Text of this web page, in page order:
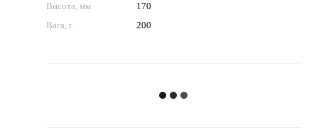
Висота, мм
170
Вага, г
200